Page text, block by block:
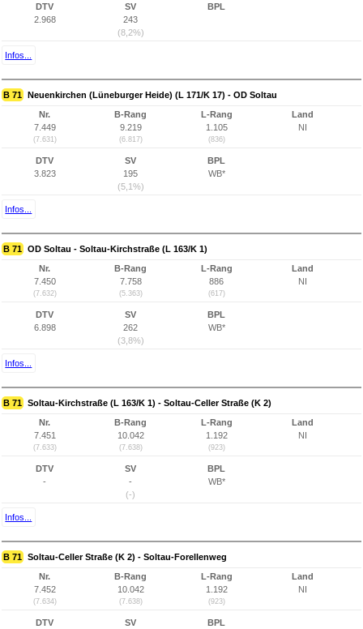
DTV
2.968
SV
243
(8,2%)
BPL
Infos...
B 71 Neuenkirchen (Lüneburger Heide) (L 171/K 17) - OD Soltau
Nr.
7.449
(7.631)
B-Rang
9.219
(6.817)
L-Rang
1.105
(836)
Land
NI
DTV
3.823
SV
195
(5,1%)
BPL
WB*
Infos...
B 71 OD Soltau - Soltau-Kirchstraße (L 163/K 1)
Nr.
7.450
(7.632)
B-Rang
7.758
(5.363)
L-Rang
886
(617)
Land
NI
DTV
6.898
SV
262
(3,8%)
BPL
WB*
Infos...
B 71 Soltau-Kirchstraße (L 163/K 1) - Soltau-Celler Straße (K 2)
Nr.
7.451
(7.633)
B-Rang
10.042
(7.638)
L-Rang
1.192
(923)
Land
NI
DTV
-
SV
-
(-)
BPL
WB*
Infos...
B 71 Soltau-Celler Straße (K 2) - Soltau-Forellenweg
Nr.
7.452
(7.634)
B-Rang
10.042
(7.638)
L-Rang
1.192
(923)
Land
NI
DTV
SV
BPL